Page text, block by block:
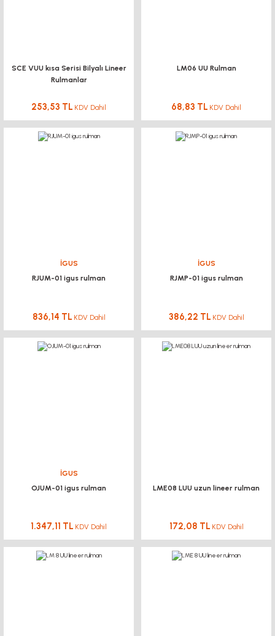
SCE VUU kısa Serisi Bilyalı Lineer
Rulmanlar
253,53 TL KDV Dahil
LM06 UU Rulman
68,83 TL KDV Dahil
İGUS
RJUM-01 igus rulman
836,14 TL KDV Dahil
İGUS
RJMP-01 igus rulman
386,22 TL KDV Dahil
İGUS
OJUM-01 igus rulman
1.347,11 TL KDV Dahil
LME08 LUU uzun lineer rulman
172,08 TL KDV Dahil